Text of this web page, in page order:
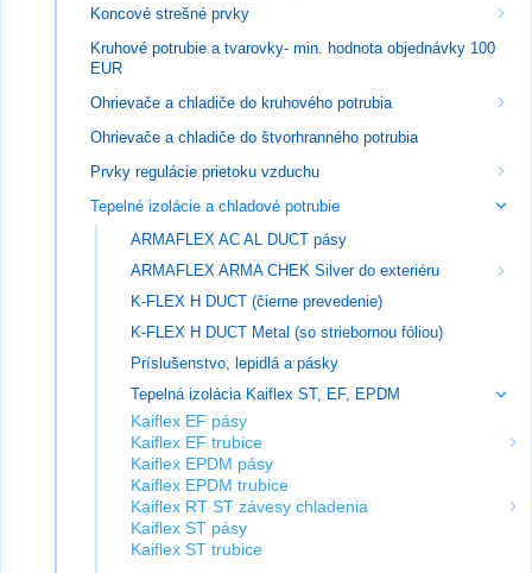
Koncové strešné prvky
Kruhové potrubie a tvarovky- min. hodnota objednávky 100
EUR
Ohrievače a chladiče do kruhového potrubia
Ohrievače a chladiče do štvorhranného potrubia
Prvky regulácie prietoku vzduchu
Tepelné izolácie a chladové potrubie
ARMAFLEX AC AL DUCT pásy
ARMAFLEX ARMA CHEK Silver do exteriéru
K-FLEX H DUCT (čierne prevedenie)
K-FLEX H DUCT Metal (so striebornou fóliou)
Príslušenstvo, lepidlá a pásky
Tepelná izolácia Kaiflex ST, EF, EPDM
Kaiflex EF pásy
Kaiflex EF trubice
Kaiflex EPDM pásy
Kaiflex EPDM trubice
Kaiflex RT ST závesy chladenia
Kaiflex ST pásy
Kaiflex ST trubice